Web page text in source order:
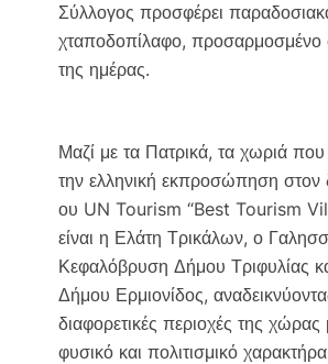
Σύλλογος προσφέρει
χταποδοπίλαφο, προσαρμοσμένο
της ημέρας.
Μαζί με τα Πατρικά, τα χωριά
την ελληνική εκπροσώπηση στον
ου UN Tourism “Best Tourism
είναι η Ελάτη Τρικάλων, ο
Κεφαλόβρυση Δήμου Τριφυλίας
Δήμου Ερμιονίδος,
διαφορετικές περιοχές της χώρας
φυσικό και πολιτισμικό